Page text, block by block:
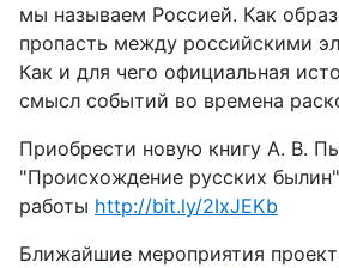
мы называем Россией. Как
пропасть между российскими
Как и для чего официальная
смысл событий во времена
Приобрести новую книгу А. В.
"Происхождение русских
работы http://bit.ly/2IxJEKb
Ближайшие мероприятия